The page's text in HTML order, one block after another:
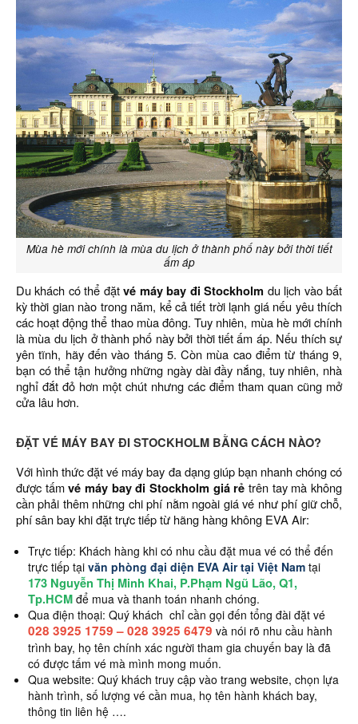
Mùa hè mới chính là mùa du lịch ở thành phố này bởi thời tiết
ấm áp
Du khách có thể đặtvé máy bay đi Stockholm du lịch vào bất
kỳ thời gian nào trong năm, kể cả tiết trời lạnh giá nếu yêu thích
các hoạt động thể thao mùa đông. Tuy nhiên, mùa hè mới chính
là mùa du lịch ở thành phố này bởi thời tiết ấm áp. Nếu thích sự
yên tĩnh, hãy đến vào tháng 5. Còn mùa cao điểm từ tháng 9,
bạn có thể tận hưởng những ngày dài đầy nắng, tuy nhiên, nhà
nghỉ đắt đỏ hơn một chút nhưng các điểm tham quan cũng mở
cửa lâu hơn.
ĐẶT VÉ MÁY BAY ĐI STOCKHOLM BẰNG CÁCH NÀO?
Với hình thức đặt vé máy bay đa dạng giúp bạn nhanh chóng có
được tấmvé máy bay đi Stockholm giá rẻ trên tay mà không
cần phải thêm những chi phí nằm ngoài giá vé như phí giữ chỗ,
phí sân bay khi đặt trực tiếp từ hãng hàng không EVA Air:
Trực tiếp: Khách hàng khi có nhu cầu đặt mua vé có thể đến
trực tiếp tại văn phòng đại diện EVA Air tại Việt Nam tại
173 Nguyễn Thị Minh Khai, P.Phạm Ngũ Lão, Q1,
Tp.HCM để mua và thanh toán nhanh chóng.
Qua điện thoại: Quý khách chỉ cần gọi đến tổng đài đặt vé
028 3925 1759–028 3925 6479 và nói rõ nhu cầu hành
trình bay, họ tên chính xác người tham gia chuyến bay là đã
có được tấm vé mà mình mong muốn.
Qua website: Quý khách truy cập vào trang website, chọn lựa
hành trình, số lượng vé cần mua, họ tên hành khách bay,
thông tin liên hệ ….